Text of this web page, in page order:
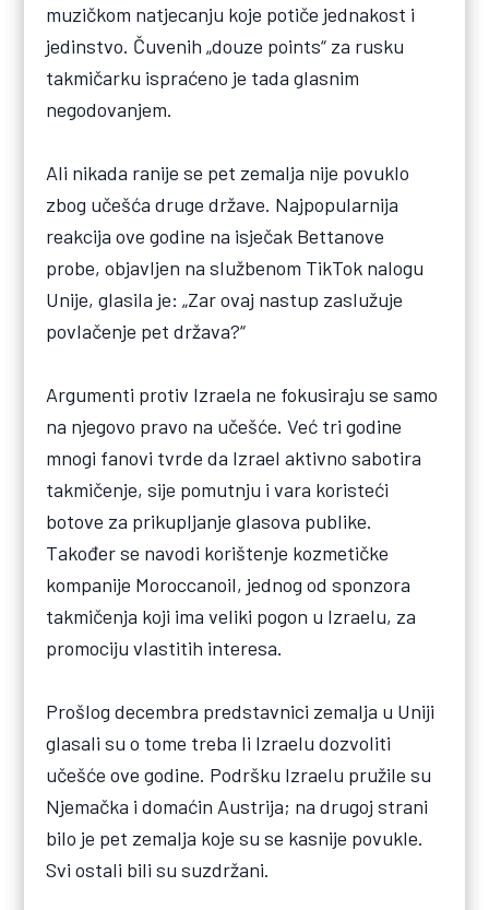
muzičkom natjecanju koje potiče jednakost i
jedinstvo. Čuvenih „douze points“ za rusku
takmičarku ispraćeno je tada glasnim
negodovanjem.
Ali nikada ranije se pet zemalja nije povuklo
zbog učešća druge države. Najpopularnija
reakcija ove godine na isječak Bettanove
probe, objavljen na službenom TikTok nalogu
Unije, glasila je: „Zar ovaj nastup zaslužuje
povlačenje pet država?“
Argumenti protiv Izraela ne fokusiraju se samo
na njegovo pravo na učešće. Već tri godine
mnogi fanovi tvrde da Izrael aktivno sabotira
takmičenje, sije pomutnju i vara koristeći
botove za prikupljanje glasova publike.
Također se navodi korištenje kozmetičke
kompanije Moroccanoil, jednog od sponzora
takmičenja koji ima veliki pogon u Izraelu, za
promociju vlastitih interesa.
Prošlog decembra predstavnici zemalja u Uniji
glasali su o tome treba li Izraelu dozvoliti
učešće ove godine. Podršku Izraelu pružile su
Njemačka i domaćin Austrija; na drugoj strani
bilo je pet zemalja koje su se kasnije povukle.
Svi ostali bili su suzdržani.